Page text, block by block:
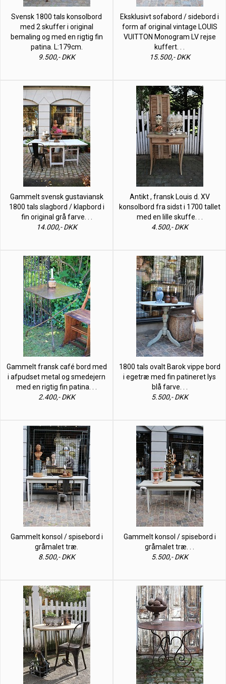
Svensk 1800 tals konsolbord
med 2 skuffer i original
bemaling og med en rigtig fin
patina. L:179cm.
9.500,- DKK
Eksklusivt sofabord / sidebord i
form af original vintage LOUIS
VUITTON Monogram LV rejse
kuffert. . .
15.500,- DKK
Gammelt svensk gustaviansk
1800 tals slagbord / klapbord i
fin original grå farve. . .
14.000,- DKK
Antikt , fransk Louis d. XV
konsolbord fra sidst i 1700 tallet
med en lille skuffe. . .
4.500,- DKK
Gammelt fransk café bord med
i afpudset metal og smedejern
med en rigtig fin patina. . .
2.400,- DKK
1800 tals ovalt Barok vippe bord
i egetræ med fin patineret lys
blå farve. . .
5.500,- DKK
Gammelt konsol / spisebord i
gråmalet træ.
8.500,- DKK
Gammelt konsol / spisebord i
gråmalet træ. . .
5.500,- DKK